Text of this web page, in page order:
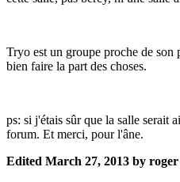
Tryo est un groupe proche de
bien faire la part des choses.
ps: si j'étais sûr que la salle serait
forum. Et merci, pour l'âne.
Edited March 27, 2013 by